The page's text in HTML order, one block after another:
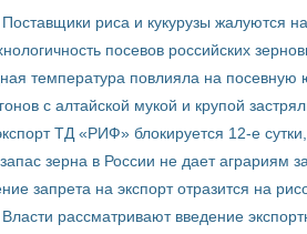
Поставщики риса и кукурузы жалуются
посевов российских
температура повлияла на
с алтайской мукой и крупой
ТД «РИФ» блокируется 12-е
зерна в России не дает аграриям
запрета на экспорт отразится на
Власти рассматривают введение